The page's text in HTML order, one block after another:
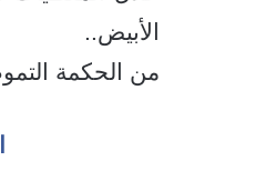
الأبيض..
من الحكمة